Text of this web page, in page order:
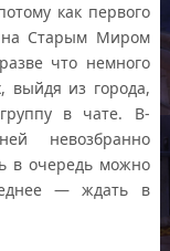
как первого
на Старым Миром
что немного
выйдя из города,
в чате. В-
невозбранно
в очередь можно
— ждать в